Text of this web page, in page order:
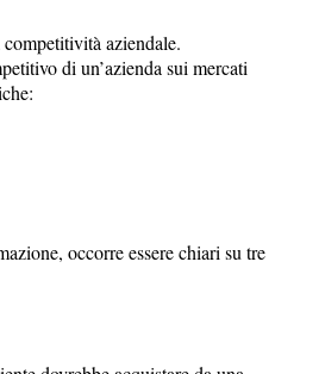
aziendale.
di un’azienda sui mercati
occorre essere chiari su tre